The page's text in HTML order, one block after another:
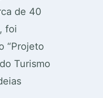
de 40
foi
“Projeto
Turismo